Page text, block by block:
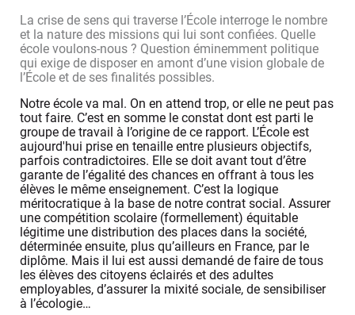
La crise de sens qui traverse l’École interroge le nombre
et la nature des missions qui lui sont confiées. Quelle
école voulons-nous ? Question éminemment politique
qui exige de disposer en amont d’une vision globale de
l’École et de ses finalités possibles.
Notre école va mal. On en attend trop, or elle ne peut pas
tout faire. C’est en somme le constat dont est parti le
groupe de travail à l’origine de ce rapport. L’École est
aujourd'hui prise en tenaille entre plusieurs objectifs,
parfois contradictoires. Elle se doit avant tout d’être
garante de l’égalité des chances en offrant à tous les
élèves le même enseignement. C’est la logique
méritocratique à la base de notre contrat social. Assurer
une compétition scolaire (formellement) équitable
légitime une distribution des places dans la société,
déterminée ensuite, plus qu’ailleurs en France, par le
diplôme. Mais il lui est aussi demandé de faire de tous
les élèves des citoyens éclairés et des adultes
employables, d’assurer la mixité sociale, de sensibiliser
à l’écologie…